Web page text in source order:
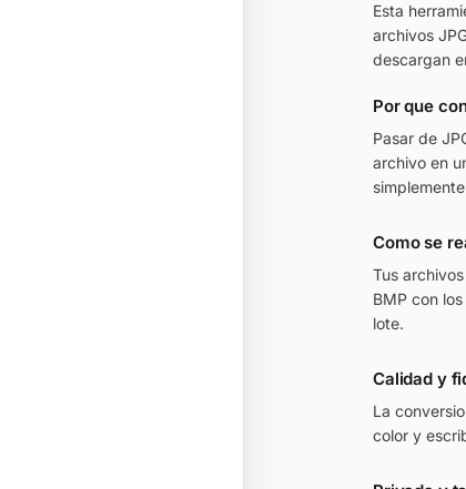
Esta
archivos
descargan
Por que
Pasar de
archivo en
Como se
Tus
BMP con
lote.
Calidad y
La
color y